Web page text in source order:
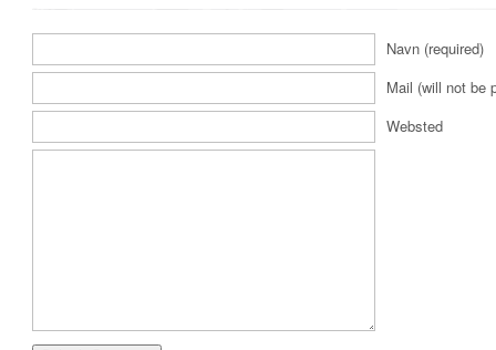
Navn (required)
Mail (will not be
Websted